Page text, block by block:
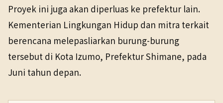
Proyek ini juga akan diperluas ke prefektur lain.
Kementerian Lingkungan Hidup dan mitra terkait
berencana melepasliarkan burung-burung
tersebut di Kota Izumo, Prefektur Shimane, pada
Juni tahun depan.